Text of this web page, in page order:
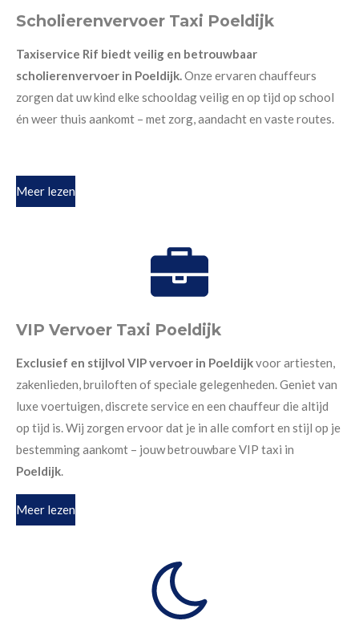
Scholierenvervoer Taxi Poeldijk
Taxiservice Rif biedt veilig en betrouwbaar
scholierenvervoer in Poeldijk.Onze ervaren chauffeurs
zorgen dat uw kind elke schooldag veilig en op tijd op school
én weer thuis aankomt – met zorg, aandacht en vaste routes.
Meer lezen
VIP Vervoer Taxi Poeldijk
Exclusief en stijlvol VIP vervoer in Poeldijkvoor artiesten,
zakenlieden, bruiloften of speciale gelegenheden. Geniet van
luxe voertuigen, discrete service en een chauffeur die altijd
op tijd is. Wij zorgen ervoor dat je in alle comfort en stijl op je
bestemming aankomt – jouw betrouwbare VIP taxi in
Poeldijk
Meer lezen